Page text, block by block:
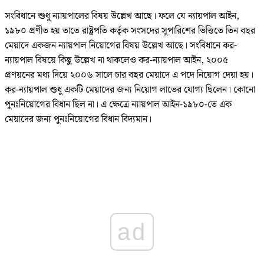
সংবিধানে শুধু ন্যায়পালের বিষয় উল্লেখ আছে। ফলে যে ন্যায়পাল আইন,
১৯৮০ প্রণীত হয় তাতে রাষ্ট্রপতি কর্তৃক সংসদের সুপারিশের ভিত্তিতে তিন বছর
মেয়াদে একজন ন্যায়পাল নিয়োগের বিষয় উল্লেখ আছে। সংবিধানে কর-
ন্যায়পাল বিষয়ে কিছু উল্লেখ না থাকলেও কর-ন্যায়পাল আইন, ২০০৫
প্রণয়নের মধ্য দিয়ে ২০০৬ সালে চার বছর মেয়াদে এ পদে নিয়োগ দেয়া হয়।
কর-ন্যায়পাল শুধু একটি মেয়াদের জন্য নিয়োগ লাভের যোগ্য ছিলেন। কোনো
পুনঃনিয়োগের বিধান ছিল না। এ ক্ষেত্রে ন্যায়পাল আইন-১৯৮০-তে এক
মেয়াদের জন্য পুনঃনিয়োগের বিধান বিদ্যমান।
ad